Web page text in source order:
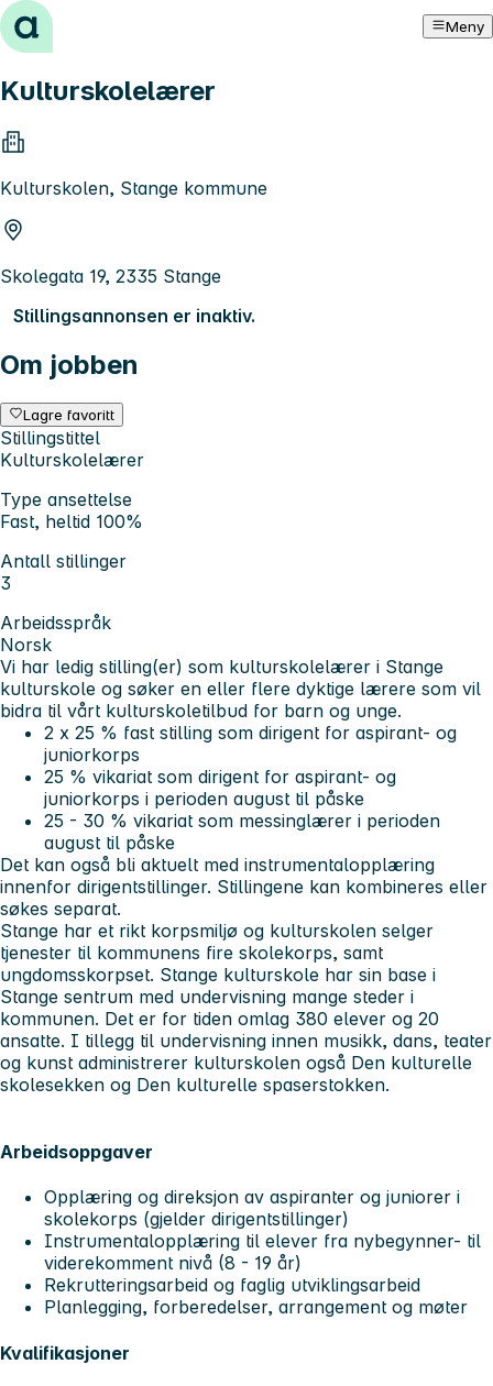
Hopp til innhold Meny
Kulturskolelærer
Kulturskolen, Stange kommune
Skolegata 19, 2335 Stange
Stillingsannonsen er inaktiv.
Om jobben
Lagre favoritt
Stillingstittel
Kulturskolelærer
Type ansettelse
Fast, heltid 100%
Antall stillinger
3
Arbeidsspråk
Norsk
Vi har ledig stilling(er) som kulturskolelærer i Stange
kulturskole og søker en eller flere dyktige lærere som vil
bidra til vårt kulturskoletilbud for barn og unge.
2 x 25 % fast stilling som dirigent for aspirant- og
juniorkorps
25 % vikariat som dirigent for aspirant- og
juniorkorps i perioden august til påske
25 - 30 % vikariat som messinglærer i perioden
august til påske
Det kan også bli aktuelt med instrumentalopplæring
innenfor dirigentstillinger. Stillingene kan kombineres eller
søkes separat.
Stange har et rikt korpsmiljø og kulturskolen selger
tjenester til kommunens fire skolekorps, samt
ungdomsskorpset. Stange kulturskole har sin base i
Stange sentrum med undervisning mange steder i
kommunen. Det er for tiden omlag 380 elever og 20
ansatte. I tillegg til undervisning innen musikk, dans, teater
og kunst administrerer kulturskolen også Den kulturelle
skolesekken og Den kulturelle spaserstokken.
Arbeidsoppgaver
Opplæring og direksjon av aspiranter og juniorer i
skolekorps (gjelder dirigentstillinger)
Instrumentalopplæring til elever fra nybegynner- til
viderekomment nivå (8 - 19 år)
Rekrutteringsarbeid og faglig utviklingsarbeid
Planlegging, forberedelser, arrangement og møter
Kvalifikasjoner